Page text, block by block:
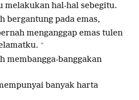
melakukan hal-hal sebegitu.
bergantung pada emas,
menganggap emas tulen
+
membangga-banggakan
banyak harta